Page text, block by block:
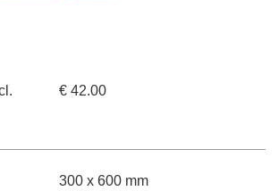
€ 42.00
300 x 600 mm